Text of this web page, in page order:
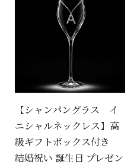
【シャンパングラス イ
ニシャルネックレス】高
級ギフトボックス付き
結婚祝い 誕生日 プレゼン